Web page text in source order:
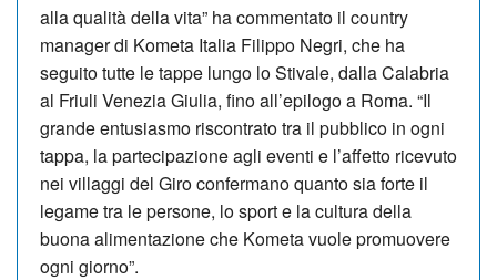
alla qualità della vita” ha commentato il country
manager di Kometa Italia Filippo Negri, che ha
seguito tutte le tappe lungo lo Stivale, dalla Calabria
al Friuli Venezia Giulia, fino all’epilogo a Roma. “Il
grande entusiasmo riscontrato tra il pubblico in ogni
tappa, la partecipazione agli eventi e l’affetto ricevuto
nei villaggi del Giro confermano quanto sia forte il
legame tra le persone, lo sport e la cultura della
buona alimentazione che Kometa vuole promuovere
ogni giorno”.